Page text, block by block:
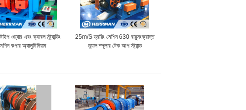
ওয়্যার এবং ক্যাবল স্ট্র্যান্ডিং
কপার অ্যালুমিনিয়াম
25m/S ড্রয়িং মেশিন 630 বায়ুসংক্রান্ত
ডুয়াল স্পুলার টেক আপ স্ট্যান্ড